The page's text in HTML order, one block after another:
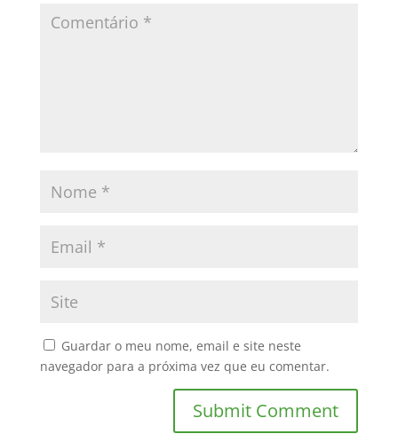
Guardar o meu nome, email e site neste
navegador para a próxima vez que eu comentar.